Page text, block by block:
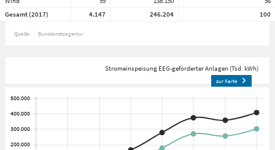
Gesamt (2017)
4.147 246.204 100
Quelle: Bundesnetzagentur
Stromeinspeisung EEG-geförderter Anlagen (Tsd. kWh)
zur Karte